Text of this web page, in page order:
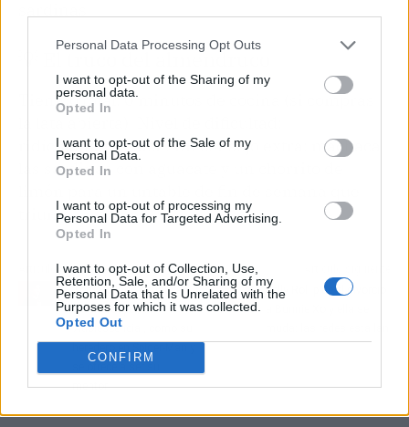
Personal Data Processing Opt Outs
I want to opt-out of the Sharing of my
personal data.
Opted In
I want to opt-out of the Sale of my
Personal Data.
Opted In
I want to opt-out of processing my
Personal Data for Targeted Advertising.
Opted In
I want to opt-out of Collection, Use,
Retention, Sale, and/or Sharing of my
Personal Data that Is Unrelated with the
Purposes for which it was collected.
Opted Out
CONFIRM
💡 El truco del almendruco
Tiempo total: 0 minutos de cocina (si compras
ridículamente fácil. Un consejo extra: machaca
las sardinas con aguacate y un chorrito de
triunfa.
Artículo anterior
Tom Holland señala a
Owen Cooper, de
'Adolescencia', como su
mentor
Jelly Roll pide el divorcio